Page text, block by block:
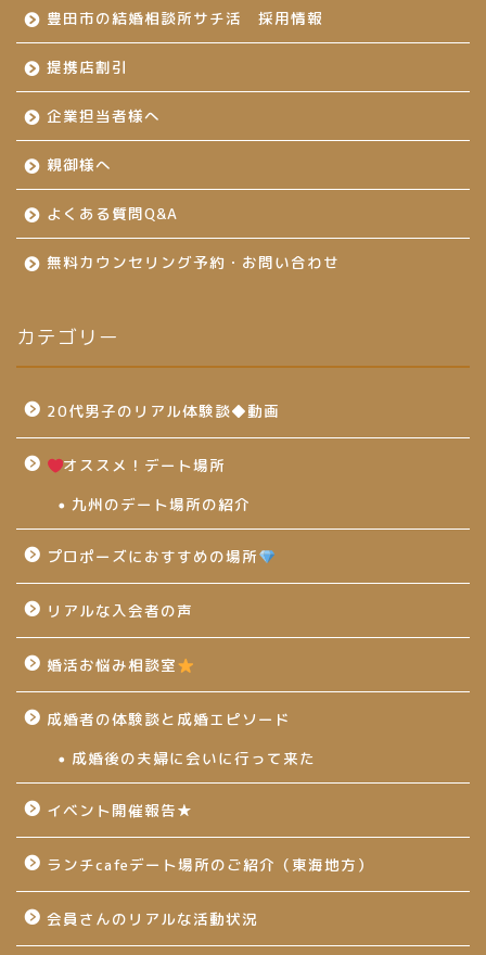
豊田市の結婚相談所サチ活 採用情報
提携店割引
企業担当者様へ
親御様へ
よくある質問Q&A
無料カウンセリング予約・お問い合わせ
カテゴリー
20代男子のリアル体験談◆動画
オススメ！デート場所
九州のデート場所の紹介
プロポーズにおすすめの場所
リアルな入会者の声
婚活お悩み相談室
成婚者の体験談と成婚エピソード
成婚後の夫婦に会いに行って来た
イベント開催報告★
ランチcafeデート場所のご紹介（東海地方）
会員さんのリアルな活動状況